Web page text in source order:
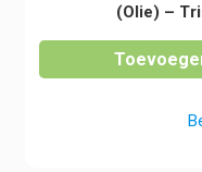
(Olie) –